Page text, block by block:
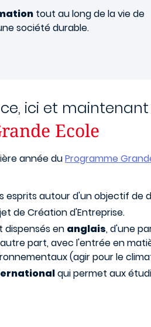
tout au long de la vie de
société durable.
ici et maintenant
Ecole
année duProgramme
esprits autour d'un objectif de
de Création d'Entreprise.
dispensés en anglais, d'une
part, avec l'entrée en
(agir pour le
qui permet aux